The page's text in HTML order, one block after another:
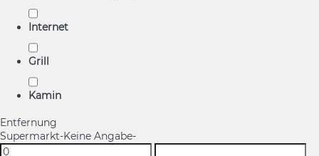
Internet
Grill
Kamin
Entfernung
Supermarkt-Keine Angabe-